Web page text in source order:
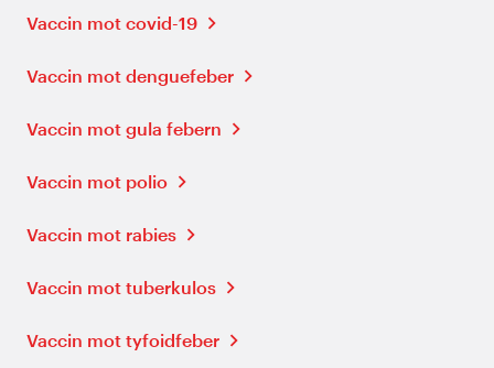
Vaccin mot covid-19
Vaccin mot denguefeber
Vaccin mot gula febern
Vaccin mot polio
Vaccin mot rabies
Vaccin mot tuberkulos
Vaccin mot tyfoidfeber